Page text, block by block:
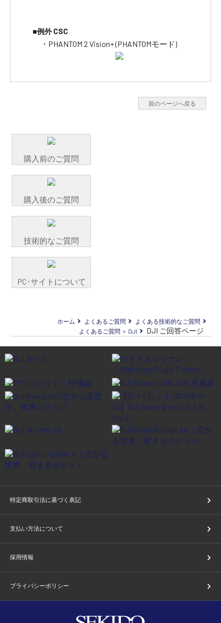
■例外 CSC
・PHANTOM 2 Vision+ (PHANTOMモード)
前のページへ戻る
購入前のご質問
購入後のご質問
技術的なご質問
PC･サイトについて
ホーム よくあるご質問
よくある技術的なご質問
よくあるご質問 ＞ DJI
DJI ご回答ページ
特定商取引法に基づく表記
支払い方法について
採用情報
プライバシーポリシー